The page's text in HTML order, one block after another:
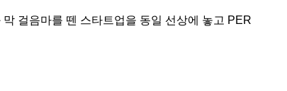
걸음마를 뗀 스타트업을 동일 선상에 놓고 PER